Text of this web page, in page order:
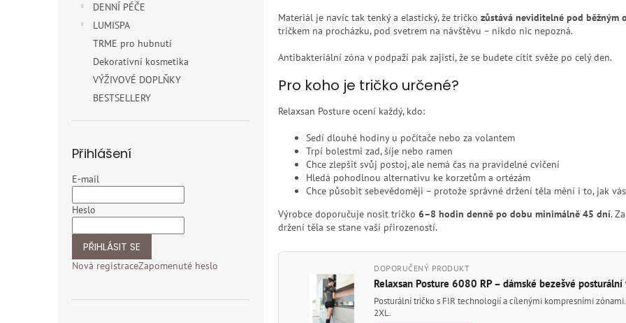
DENNÍ PÉČE
LUMISPA
TRME pro hubnutí
Dekorativní kosmetika
VÝŽIVOVÉ DOPLŇKY
BESTSELLERY
Přihlášení
E-mail
Heslo
PŘIHLÁSIT SE
Nová registraceZapomenuté heslo
Materiál je navíc tak tenký a elastický, že tričko zůstává neviditelné pod běžným
tričkem na procházku, pod svetrem na návštěvu – nikdo nic nepozná.
Antibakteriální zóna v podpaží pak zajistí, že se budete cítit svěže po celý den.
Pro koho je tričko určené?
Relaxsan Posture ocení každý, kdo:
Sedí dlouhé hodiny u počítače nebo za volantem
Trpí bolestmi zad, šíje nebo ramen
Chce zlepšit svůj postoj, ale nemá čas na pravidelné cvičení
Hledá pohodlnou alternativu ke korzetům a ortézám
Chce působit sebevědoměji – protože správné držení těla mění i to, jak
Výrobce doporučuje nosit tričko 6–8 hodin denně po dobu minimálně 45 dní.
držení těla se stane vaší přirozeností.
DOPORUČENÝ PRODUKT
Relaxsan Posture 6080 RP – dámské bezešvé
Posturální tričko s FIR technologií a cílenými kompresními
2XL.